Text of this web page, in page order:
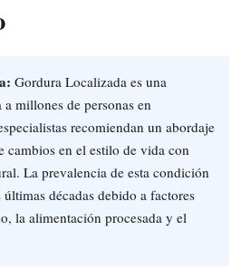
Gordura Localizada es una
millones de personas en
recomiendan un abordaje
cambios en el estilo de vida con
La prevalencia de esta condición
décadas debido a factores
la alimentación procesada y el